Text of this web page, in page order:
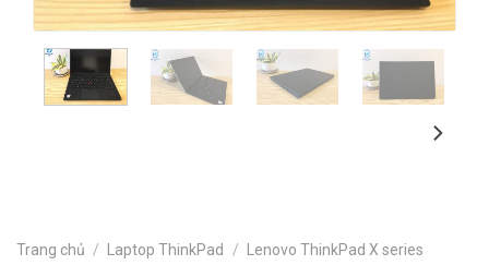
Trang chủ / Laptop ThinkPad / Lenovo ThinkPad X series